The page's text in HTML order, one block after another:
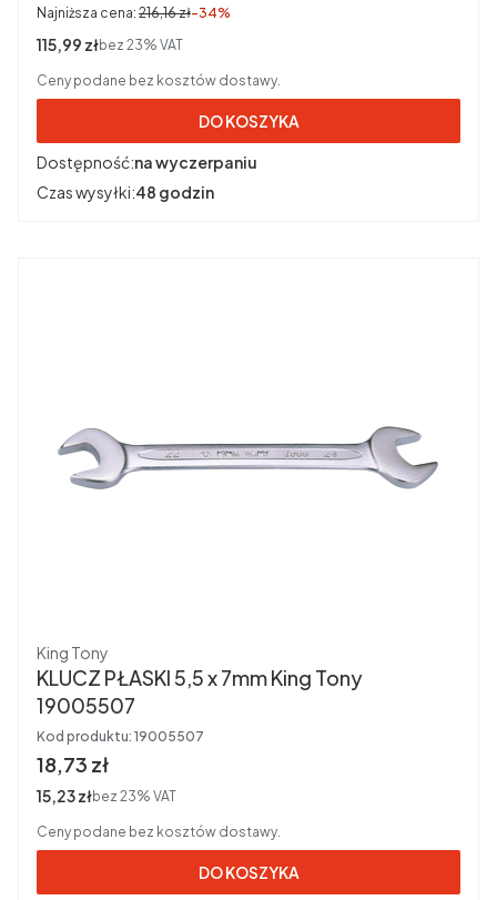
Najniższa cena: 216,16 zł-34%
Cena netto
115,99 złbez 23% VAT
Ceny podane bez kosztów dostawy.
DO KOSZYKA
Dostępność:na wyczerpaniu
Czas wysyłki:48 godzin
Producent
King Tony
KLUCZ PŁASKI 5,5 x 7mm King Tony
19005507
Kod produktu: 19005507
Cena brutto
18,73 zł
Cena netto
15,23 złbez 23% VAT
Ceny podane bez kosztów dostawy.
DO KOSZYKA